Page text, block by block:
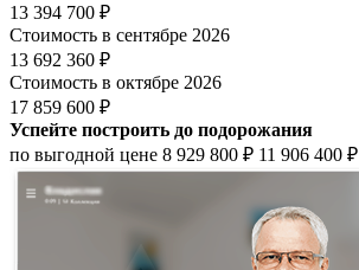
13 394 700 ₽
Стоимость в сентябре 2026
13 692 360 ₽
Стоимость в октябре 2026
17 859 600 ₽
Успейте построить до подорожания
по выгодной цене 8 929 800 ₽ 11 906 400 ₽